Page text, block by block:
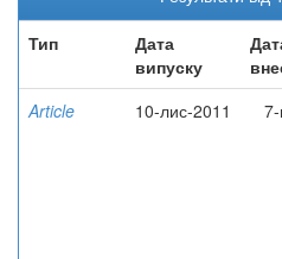
Тип
Дата
випуску
Article 10-лис-2011 7-